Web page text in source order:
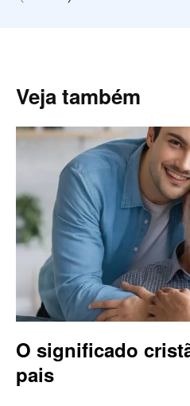
Veja também
O significado
pais